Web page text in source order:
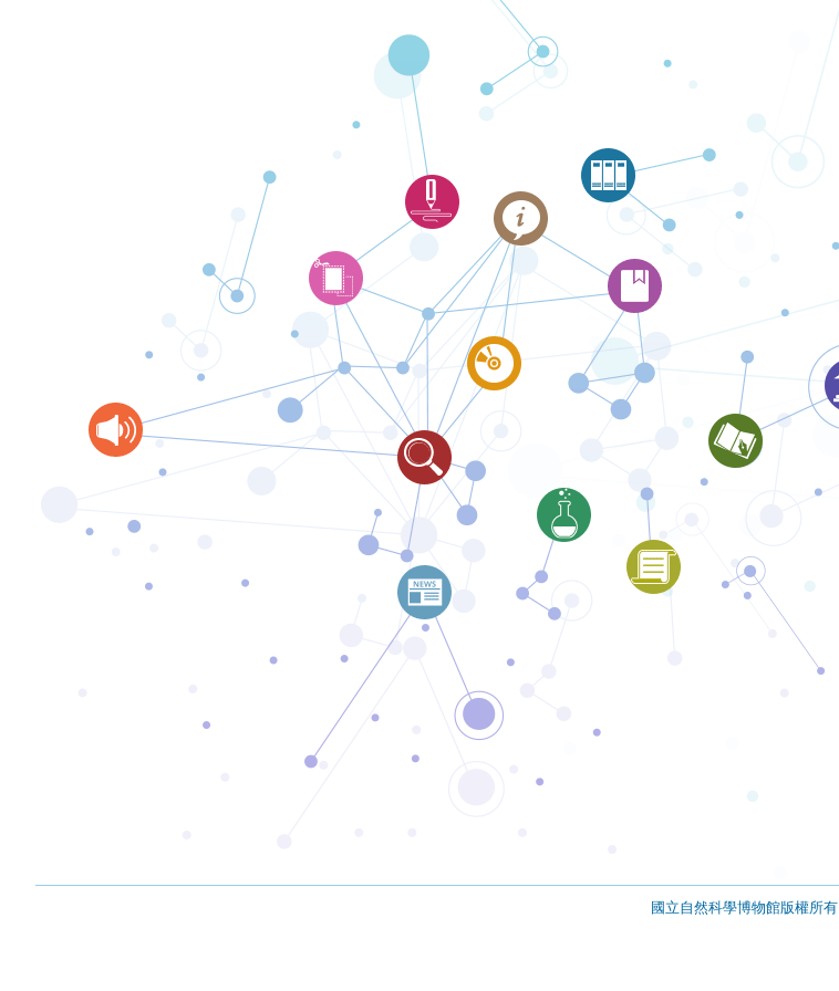
國立自然科學博物館版權所有